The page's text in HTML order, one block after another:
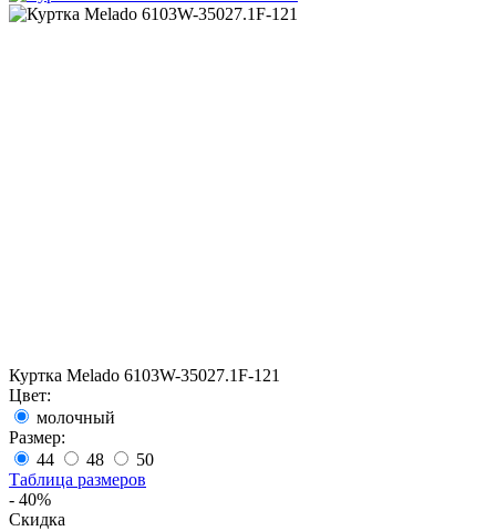
Куртка Melado 6103W-35027.1F-121
Цвет:
молочный
Размер:
44
48
50
Таблица размеров
- 40%
Скидка